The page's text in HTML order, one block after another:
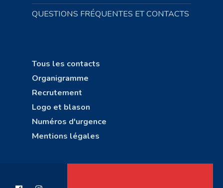
QUESTIONS FRÉQUENTES ET CONTACTS
Tous les contacts
Organigramme
Recrutement
Logo et blason
Numéros d'urgence
Mentions légales